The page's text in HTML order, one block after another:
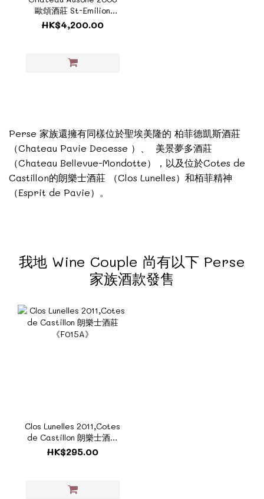
歐頌酒莊 St-Emilion
Premier Grand Cru
Classe A《ZTF1191C》
HK$4,200.00
Perse 家族還擁有同樣位於聖埃美隆的 柏菲德凱斯酒莊
（Chateau Pavie Decesse ）、 美景夢多酒莊
（Chateau Bellevue-Mondotte），以及位於Cotes de
Castillon的朗樂士酒莊 （Clos Lunelles）和栢菲精神
（Esprit de Pavie）。
我地 Wine Couple 尚有以下 Perse
家族酒款發售
Clos Lunelles 2011,Cotes
de Castillon 朗樂士酒莊
《F015A》
HK$295.00